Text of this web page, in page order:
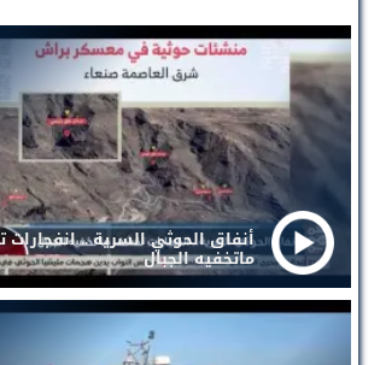
أنفاق الحوثي السرية ..
ماتخفيه الجبال